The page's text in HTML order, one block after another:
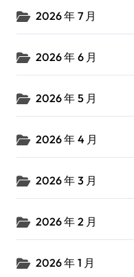
2026 年 7 月
2026 年 6 月
2026 年 5 月
2026 年 4 月
2026 年 3 月
2026 年 2 月
2026 年 1 月